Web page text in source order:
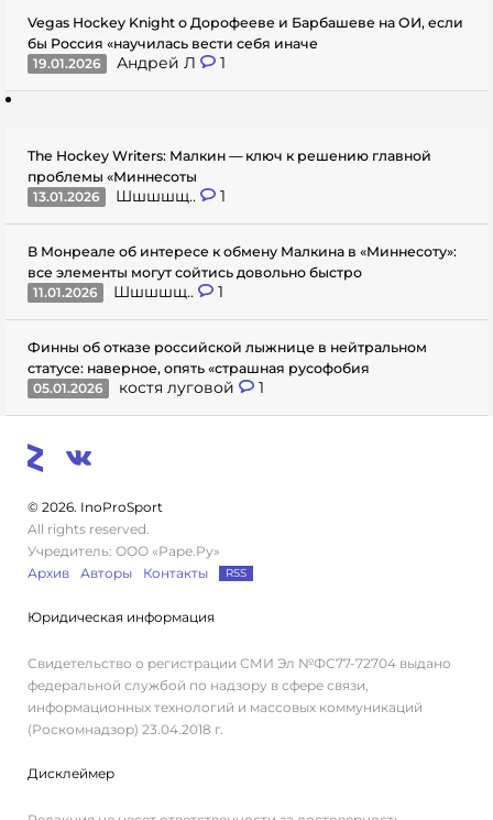
Vegas Hockey Knight о Дорофееве и Барбашеве на ОИ, если
бы Россия «научилась вести себя иначе
19.01.2026
Андрей Л 1
The Hockey Writers: Малкин — ключ к решению главной
проблемы «Миннесоты
13.01.2026
Шшшшщ.. 1
В Монреале об интересе к обмену Малкина в «Миннесоту»:
все элементы могут сойтись довольно быстро
11.01.2026
Шшшшщ.. 1
Финны об отказе российской лыжнице в нейтральном
статусе: наверное, опять «страшная русофобия
05.01.2026
костя луговой 1
© 2026. InoProSport
All rights reserved.
Учредитель: ООО «Раре.Ру»
Архив
Авторы Контакты RSS
Юридическая информация
Свидетельство о регистрации СМИ Эл №ФС77-72704 выдано
федеральной службой по надзору в сфере связи,
информационных технологий и массовых коммуникаций
(Роскомнадзор) 23.04.2018 г.
Дисклеймер